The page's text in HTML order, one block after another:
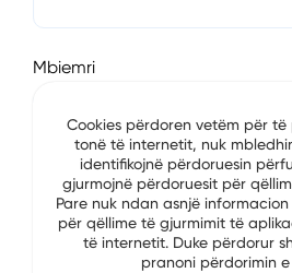
Mbiemri
E-mail
Cookies përdoren vetëm për
tonë të internetit, nuk
identifikojnë përdoruesin
gjurmojnë përdoruesit për
Pare nuk ndan asnjë
për qëllime të gjurmimit të
të internetit. Duke përdorur
pranoni përdorimin e